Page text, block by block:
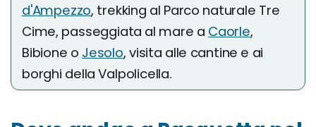
d'Ampezzo, trekking al Parco naturale Tre
Cime, passeggiata al mare a Caorle,
Bibione o Jesolo, visita alle cantine e ai
borghi della Valpolicella.